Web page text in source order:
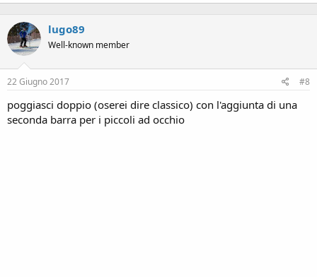
lugo89
Well-known member
22 Giugno 2017 #8
poggiasci doppio (oserei dire classico) con l'aggiunta di una
seconda barra per i piccoli ad occhio